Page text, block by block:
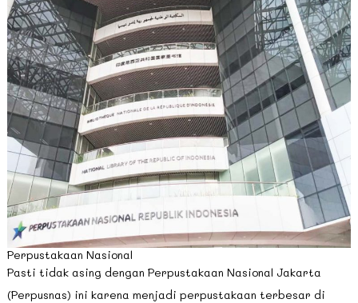
Perpustakaan Nasional
Pasti tidak asing dengan Perpustakaan Nasional Jakarta
(Perpusnas) ini karena menjadi perpustakaan terbesar di